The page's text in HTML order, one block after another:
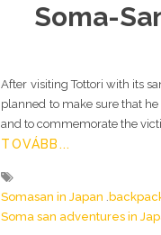
Soma-
After visiting Tottori with its
planned to make sure that
and to commemorate the
TOVÁBB...
Somasan in Japan
Soma san adventures in